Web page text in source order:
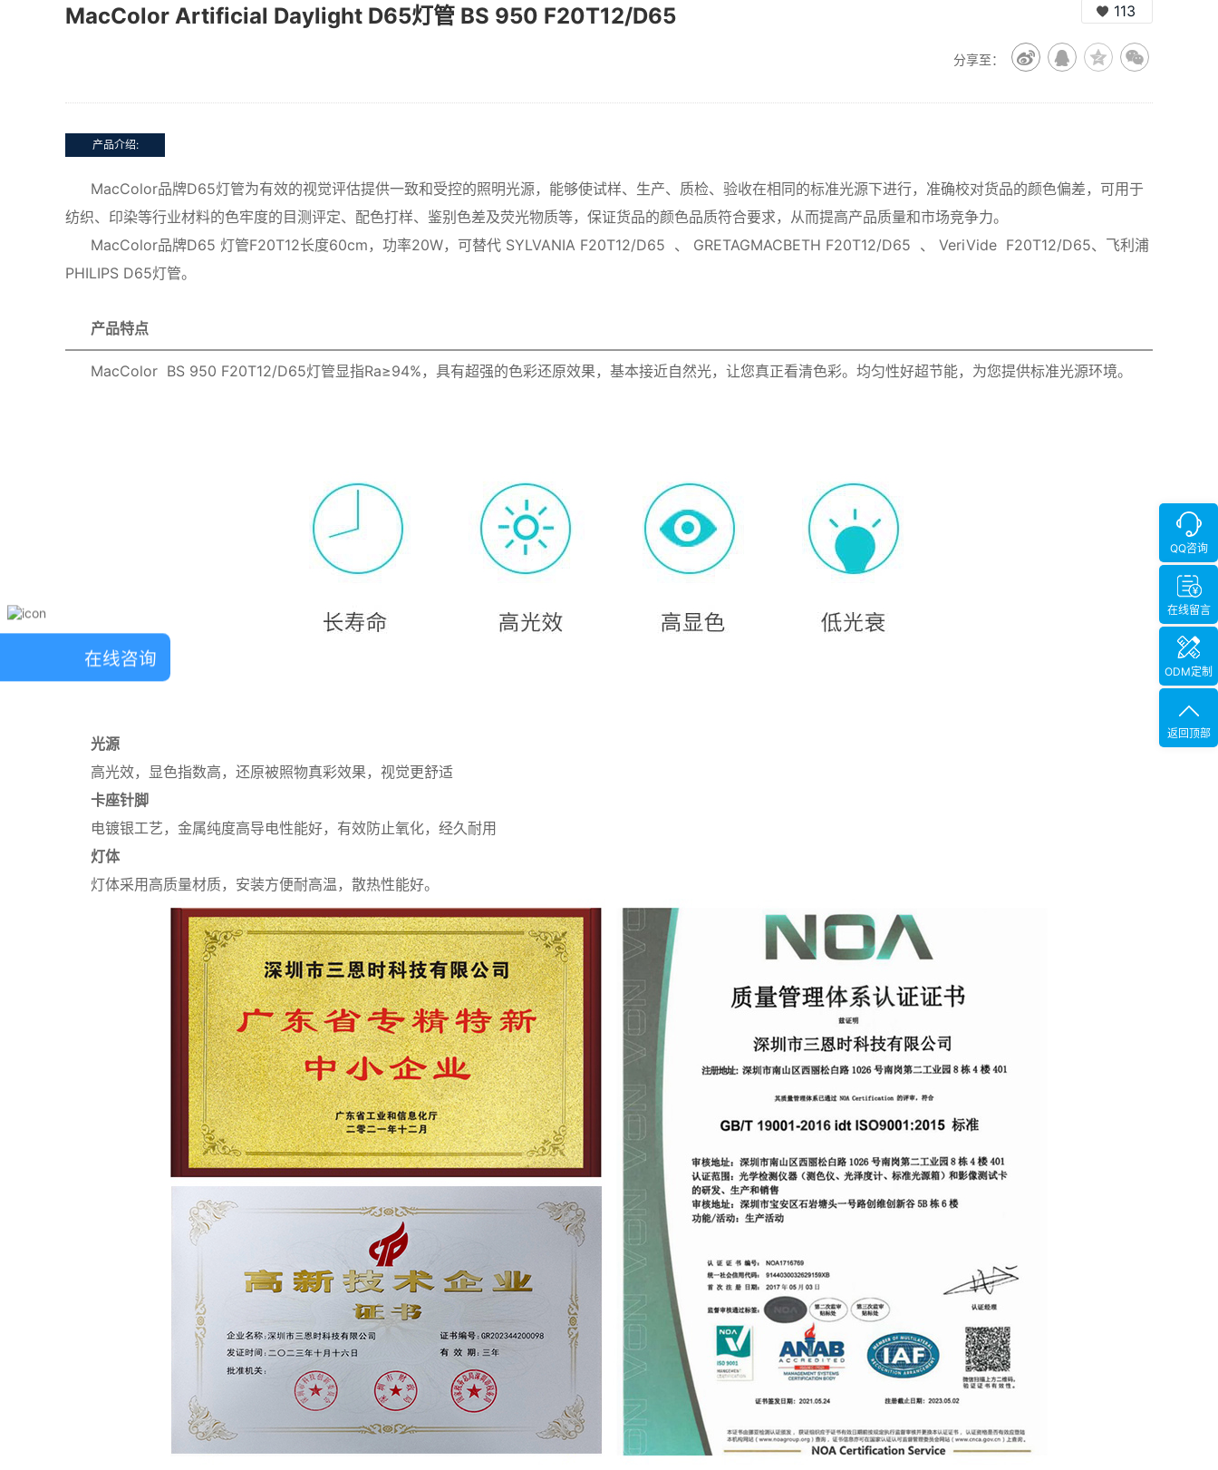
MacColor Artificial Daylight D65灯管 BS 950 F20T12/D65 113
分享至：
产品介绍:
MacColor品牌D65灯管为有效的视觉评估提供一致和受控的照明光源，能够使试样、生产、质检、验收在相同的标准光源下进行，准确校对货品的颜色偏差，可用于
纺织、印染等行业材料的色牢度的目测评定、配色打样、鉴别色差及荧光物质等，保证货品的颜色品质符合要求，从而提高产品质量和市场竞争力。
MacColor品牌D65 灯管F20T12长度60cm，功率20W，可替代 SYLVANIA F20T12/D65 、 GRETAGMACBETH F20T12/D65 、 VeriVide F20T12/D65、飞利浦
PHILIPS D65灯管。
产品特点
MacColor BS 950 F20T12/D65灯管显指Ra≥94%，具有超强的色彩还原效果，基本接近自然光，让您真正看清色彩。均匀性好超节能，为您提供标准光源环境。
光源
高光效，显色指数高，还原被照物真彩效果，视觉更舒适
卡座针脚
电镀银工艺，金属纯度高导电性能好，有效防止氧化，经久耐用
灯体
灯体采用高质量材质，安装方便耐高温，散热性能好。
QQ咨询
在线留言
ODM定制
返回顶部
在线咨询